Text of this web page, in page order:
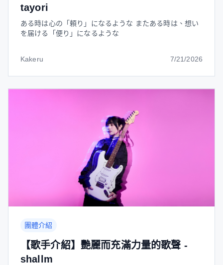
tayori
ある時は心の「頼り」になるような またある時は、想い
を届ける「便り」になるような
Kakeru 7/21/2026
團體介紹
【歌手介紹】艷麗而充滿力量的歌聲 -
shallm